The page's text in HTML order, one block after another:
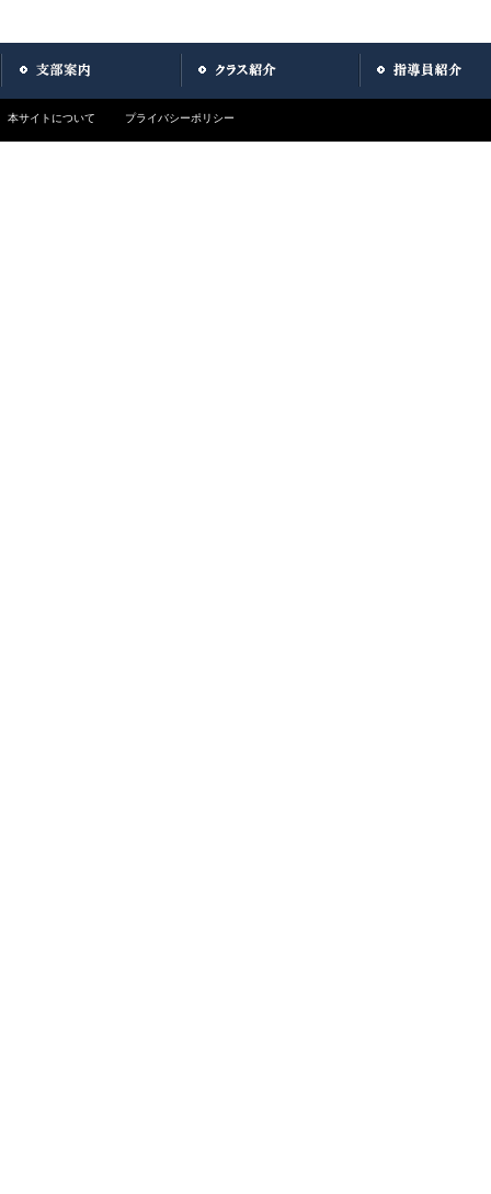
本サイトについて プライバシーポリシー